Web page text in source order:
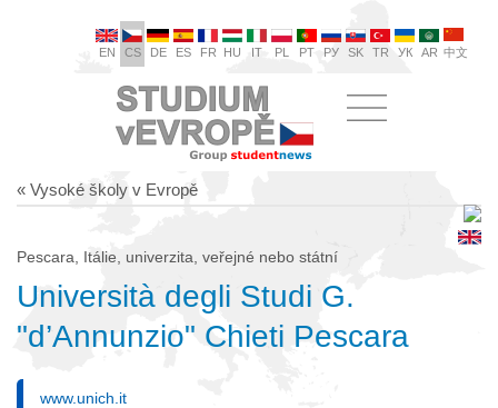
EN CS DE ES FR HU IT PL PT РУ SK TR УК AR 中文
« Vysoké školy v Evropě
Pescara, Itálie, univerzita, veřejné nebo státní
Università degli Studi G.
"d’Annunzio" Chieti Pescara
www.unich.it